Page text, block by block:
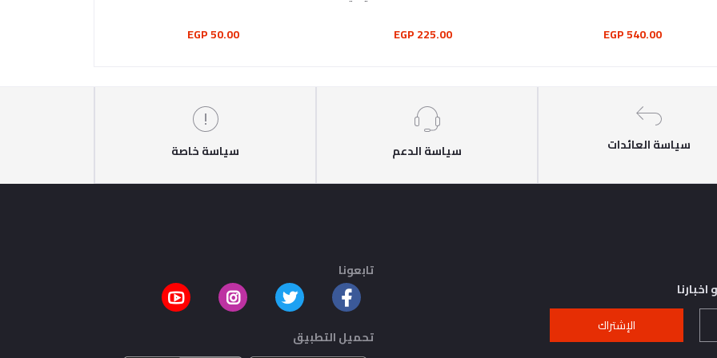
540.00 EGP
225.00 EGP
50.00 EGP
سياسة العائدات سياسة الدعم سياسة خاصة
الإشتراك
تابعونا
تحميل التطبيق